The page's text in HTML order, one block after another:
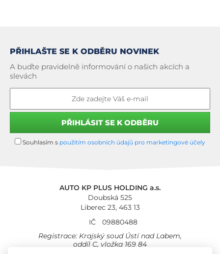
PŘIHLAŠTE SE K ODBĚRU NOVINEK
A buďte pravidelně informování o našich akcích a
slevách
Souhlasím s použitím osobních údajů pro marketingové účely
AUTO KP PLUS HOLDING a.s.
Doubská 525
Liberec 23, 463 13
IČ
09880488
Registrace: Krajský soud Ústí nad Labem,
oddíl C, vložka 169 84